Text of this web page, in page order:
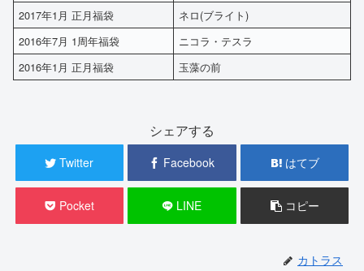
2017年1月 正月福袋
ネロ(ブライト)
2016年7月 1周年福袋
ニコラ・テスラ
2016年1月 正月福袋
玉藻の前
シェアする
Twitter Facebook はてブ
Pocket LINE コピー
カトラス